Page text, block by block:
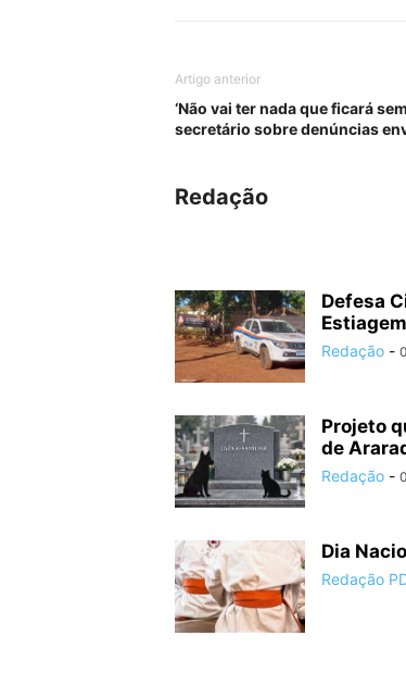
Artigo anterior
‘Não vai ter nada que ficará
secretário sobre denúncias
Redação
Defesa
Redação -
Projeto
de
Redação -
Dia
Redação